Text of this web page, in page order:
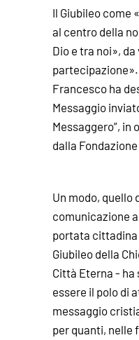
Il Giubileo come
al centro della
Dio e tra noi»,
Francesco ha
Messaggio
Messaggero”, in
dalla
Un modo, quello
comunicazione
portata cittadina
Giubileo della
Città Eterna -
essere il polo di
messaggio
per quanti, nelle